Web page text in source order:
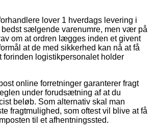
lover 1 hverdags levering i
sælgende varenumre, men vær på
om at ordren lægges inden et givent
at de med sikkerhed kan nå at få
forinden logistikpersonalet holder
online forretninger garanterer fragt
under forudsætning af at du
beløb. Som alternativ skal man
fragtmulighed, som oftest vil blive at få
til et afhentningssted.